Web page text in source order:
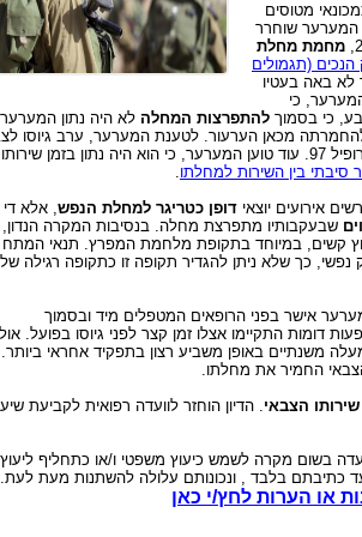
97. הוא שירת כמכונאי מטוסים
שוחרר
מחמת מחלת
הנכים (תגמולים
באה בעטיו
כי
כי בסמוך להתפרצות המחלה לא היה נתון המערער
מכאן הערעור. לטענת המערער, ערב גיוסו
היה בריא, שכן הוא נבדק, נמצא בריא ונקבע לו פרופיל 97. עוד טוען המערער, כי הוא היה נתון בזמן שירותו
סיבתי בין השירות למחלתו.
אירועים יוצאי דופן כטריגר למחלת הנפש, אלא די
שבעקבותיו מתפרצת מחלה. בנסיבות המקרה הנדון,
קשים, במיוחד בתקופת מלחמת המפרץ. תנאי המתח
נפשי, כך שלא ניתן להגדיר תקופה זו כתקופה רגילה של
אישר בפני הרופאים המטפלים מיד ובסמוך
דומות התקיימו אצלו זמן קצר לפני גיוסו בפועל.
משנתיים באופן משביע רצון בתפקיד אחראי ביותר.
החמיר את מחלתו.
הצבאי. הדיון הוחזר לוועדה רפואית לקביעת
בשום מקרה לשמש כיעוץ משפטי ו/או כתחליף ליעוץ
כתיבתם בלבד , ונכונותם עלולה להשתנות מעת לעת.
או הערות לחץ/י כאן